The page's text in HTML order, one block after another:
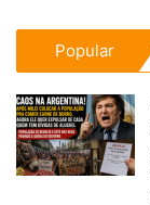
Popular